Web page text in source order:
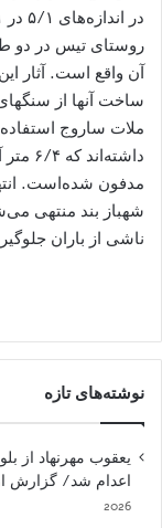
نوشته‌های تازه
یعقوب مهرنهاد از
اعدام شد/ گزارش از
2026